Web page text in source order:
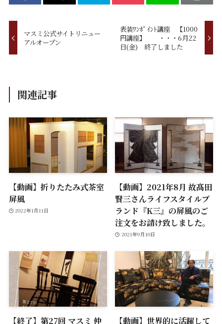
マスミ公式サイトリニュー
アルオープン
表装ﾜﾝﾎﾟｲﾝﾄ講座 【1000
円講座】 ・・・6月22
日(金) 終了しました
関連記事
【動画】折りたたみ式茶室
屏風
2022年1月11日
【動画】2021年8月 故髙田
賢三さんライフスタイルブ
ランド『K三』の屏風のご
注文をお請け致しました。
2021年9月10日
【終了】第27回 マスミ 仲
【動画】世界的に活躍して